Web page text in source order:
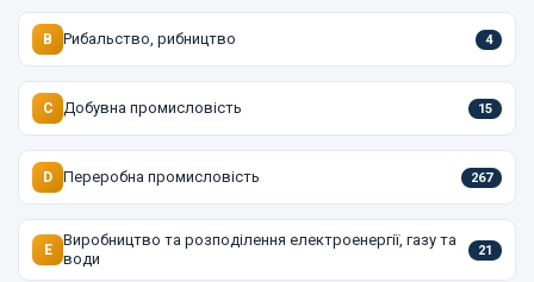
B Рибальство, рибництво 4
C Добувна промисловість 15
D Переробна промисловість 267
E
Виробництво та розподілення електроенергії, газу та
води
21